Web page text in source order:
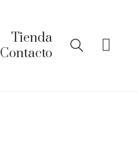
Tienda
Contacto